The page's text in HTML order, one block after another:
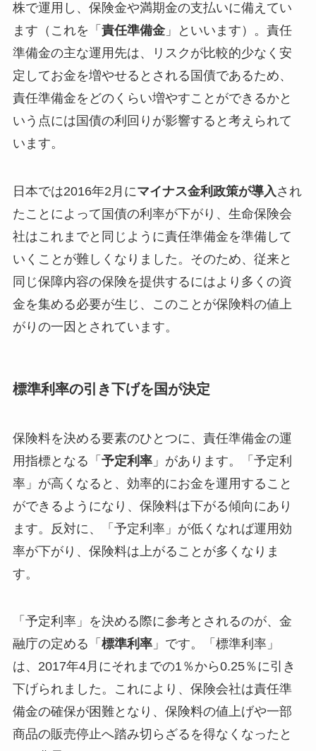
株で運用し、保険金や満期金の支払いに備えてい
ます（これを「 責任準備金」といいます）。責任
準備金の主な運用先は、リスクが比較的少なく安
定してお金を増やせるとされる国債であるため、
責任準備金をどのくらい増やすことができるかと
いう点には国債の利回りが影響すると考えられて
います。
日本では2016年2月にマイナス金利政策が導入され
たことによって国債の利率が下がり、生命保険会
社はこれまでと同じように責任準備金を準備して
いくことが難しくなりました。そのため、従来と
同じ保障内容の保険を提供するにはより多くの資
金を集める必要が生じ、このことが保険料の値上
がりの一因とされています。
標準利率の引き下げを国が決定
保険料を決める要素のひとつに、責任準備金の運
用指標となる「 予定利率」があります。「予定利
率」が高くなると、効率的にお金を運用すること
ができるようになり、保険料は下がる傾向にあり
ます。反対に、「予定利率」が低くなれば運用効
率が下がり、保険料は上がることが多くなりま
す。
「予定利率」を決める際に参考とされるのが、金
融庁の定める「 標準利率」です。「標準利率」
は、2017年4月にそれまでの1％から0.25％に引き
下げられました。これにより、保険会社は責任準
備金の確保が困難となり、保険料の値上げや一部
商品の販売停止へ踏み切らざるを得なくなったと